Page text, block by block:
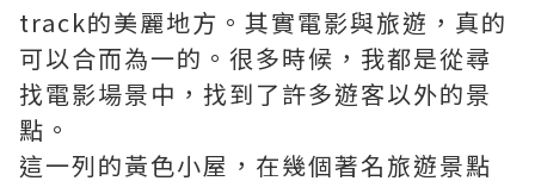
track的美麗地方。其實電影與旅遊，真的
可以合而為一的。很多時候，我都是從尋
找電影場景中，找到了許多遊客以外的景
點。
這一列的黃色小屋，在幾個著名旅遊景點